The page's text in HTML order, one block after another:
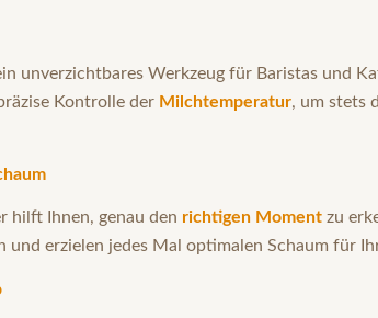
unverzichtbares Werkzeug für Baristas und
Kontrolle der Milchtemperatur, um stets
hilft Ihnen, genau den richtigen Moment zu
erzielen jedes Mal optimalen Schaum für